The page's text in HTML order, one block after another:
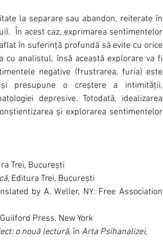
la separare sau abandon, reiterate în
În acest caz, exprimarea sentimentelor
în suferință profundă să evite cu orice
analistul, însă această explorare va fi
negative (frustrarea, furia) este
presupune o creștere a intimității,
depresive. Totodată, idealizarea
și explorarea sentimentelor
Trei, București
, Editura Trei, București
by A. Weller, NY: Free Association
Press, New York
o nouă lectură, în Arta Psihanalizei,